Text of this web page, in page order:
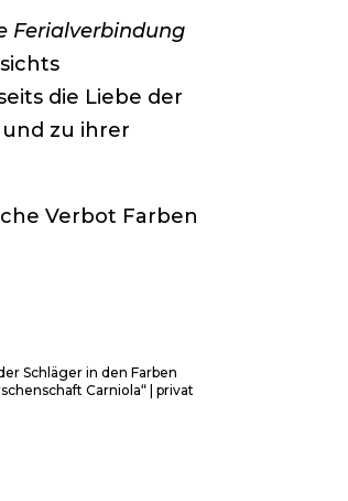
Ferialverbindung
die Liebe der
zu ihrer
Verbot Farben
Schläger in den Farben
Carniola“ | privat